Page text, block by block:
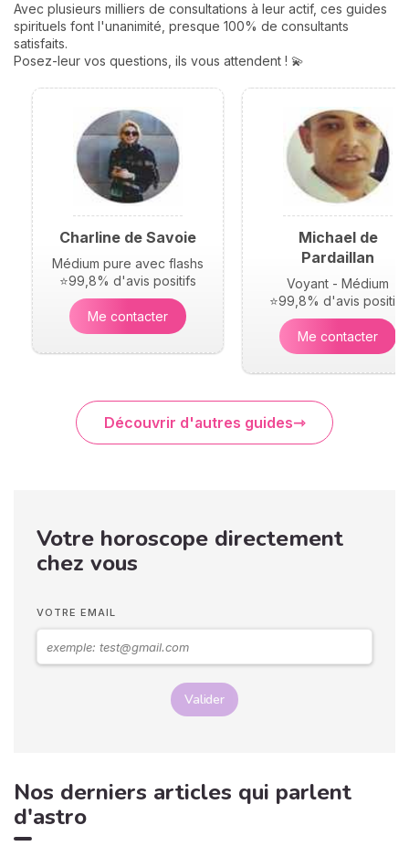
personnalité et votre avenir.
Voici leurs significations !
Avec plusieurs milliers de consultations à leur actif, ces guides
spirituels font l'unanimité, presque 100% de consultants
satisfaits.
Posez-leur vos questions, ils vous attendent ! 💫
Charline de Savoie
Médium pure avec flashs
⭐99,8% d'avis positifs
Me contacter
Michael de
Pardaillan
Voyant - Médium
⭐99,8% d'avis positifs
Me contacter
Découvrir d'autres guides
Votre horoscope directement
chez vous
VOTRE EMAIL
Valider
Nos derniers articles qui parlent
d'astro